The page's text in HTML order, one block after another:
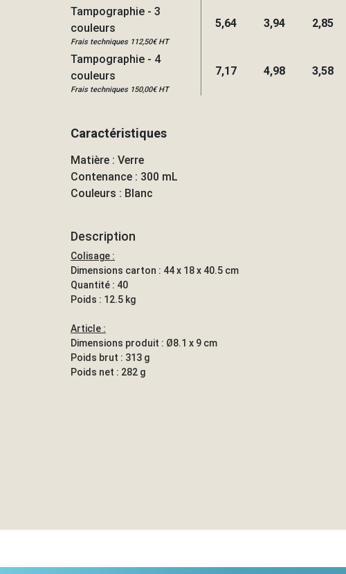
Tampographie - 3
couleurs
Frais techniques 112,50€ HT
5,64 3,94 2,85
Tampographie - 4
couleurs
Frais techniques 150,00€ HT
7,17 4,98 3,58
Caractéristiques
Matière : Verre
Contenance : 300 mL
Couleurs : Blanc
Description
Colisage :
Dimensions carton : 44 x 18 x 40.5 cm
Quantité : 40
Poids : 12.5 kg
Article :
Dimensions produit : Ø8.1 x 9 cm
Poids brut : 313 g
Poids net : 282 g